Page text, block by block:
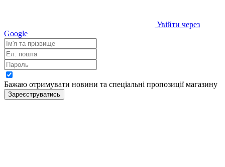
Увійти через
Google
Бажаю отримувати новини та спеціальні пропозиціїмагазину
Зареєструватись